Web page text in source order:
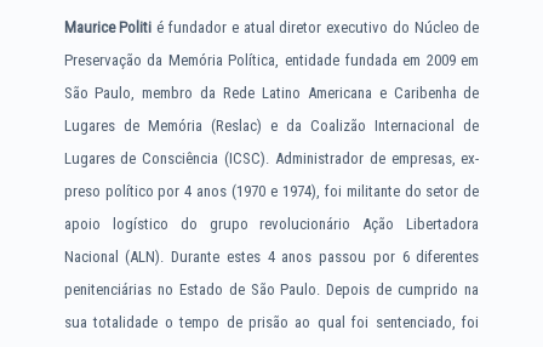
Maurice Politié fundador e atual diretor executivo do Núcleo de
Preservação da Memória Política, entidade fundada em 2009 em
São Paulo, membro da Rede Latino Americana e Caribenha de
Lugares de Memória (Reslac) e da Coalizão Internacional de
Lugares de Consciência (ICSC). Administrador de empresas, ex-
preso político por 4 anos (1970 e 1974), foi militante do setor de
apoio logístico do grupo revolucionário Ação Libertadora
Nacional (ALN). Durante estes 4 anos passou por 6 diferentes
penitenciárias no Estado de São Paulo. Depois de cumprido na
sua totalidade o tempo de prisão ao qual foi sentenciado, foi